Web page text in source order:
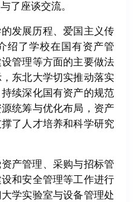
了座谈交流。
发展历程、爱国主义传
绍了学校在国有资产管
管理等方面的主要做法
东北大学切实推动落实
续深化国有资产的规范
统筹与优化布局，资产
了人才培养和科学研究
产管理、采购与招标管
和安全管理等工作进行
学实验室与设备管理处